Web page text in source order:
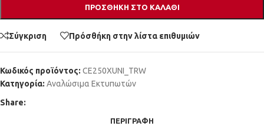
ΠΡΟΣΘΉΚΗ ΣΤΟ ΚΑΛΆΘΙ
Σύγκριση Πρόσθήκη στην λίστα επιθυμιών
Κωδικός προϊόντος: CE250XUNI_TRW
Κατηγορία: Αναλώσιμα Εκτυπωτών
Share:
ΠΕΡΙΓΡΑΦΉ